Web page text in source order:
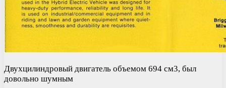
Двухцилиндровый двигатель объемом 694 см3, был
довольно шумным